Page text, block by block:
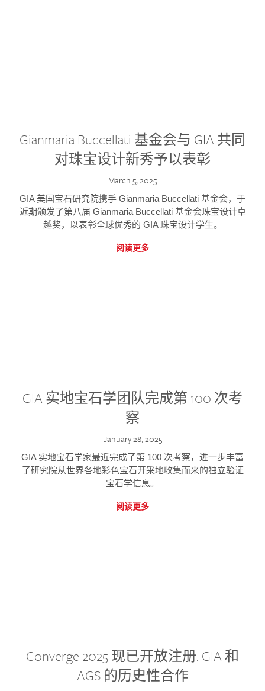
Gianmaria Buccellati 基金会与 GIA 共同
对珠宝设计新秀予以表彰
March 5, 2025
GIA 美国宝石研究院携手 Gianmaria Buccellati 基金会，于
近期颁发了第八届 Gianmaria Buccellati 基金会珠宝设计卓
越奖，以表彰全球优秀的 GIA 珠宝设计学生。
阅读更多
GIA 实地宝石学团队完成第 100 次考
察
January 28, 2025
GIA 实地宝石学家最近完成了第 100 次考察，进一步丰富
了研究院从世界各地彩色宝石开采地收集而来的独立验证
宝石学信息。
阅读更多
Converge 2025 现已开放注册: GIA 和
AGS 的历史性合作